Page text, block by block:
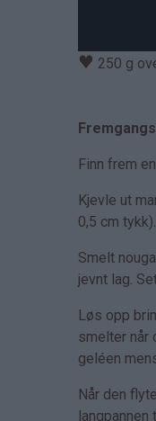
♥ 250 g
Finn frem
Kjevle ut
0,5 cm tykk).
Smelt
jevnt lag.
Løs opp
smelter når
geléen
Når den